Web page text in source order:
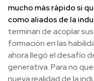
mucho más rápido si
como aliados de la
terminan de acoplar
formación en las
ahora llegó el desafío
generativa. Para no